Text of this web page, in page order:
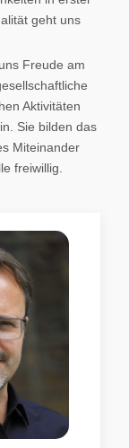
geht uns
Freude am
Aktivitäten
Sie bilden das
Miteinander
freiwillig.